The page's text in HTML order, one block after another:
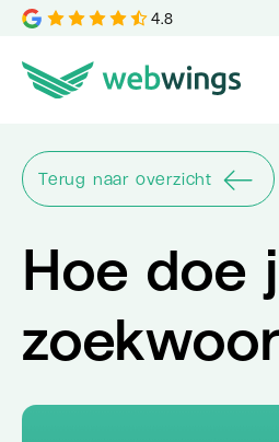
4.8
Terug naar overzicht
Hoe doe